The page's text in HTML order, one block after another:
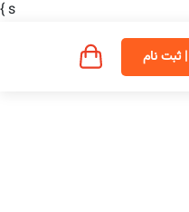
s
}
ثبت نام